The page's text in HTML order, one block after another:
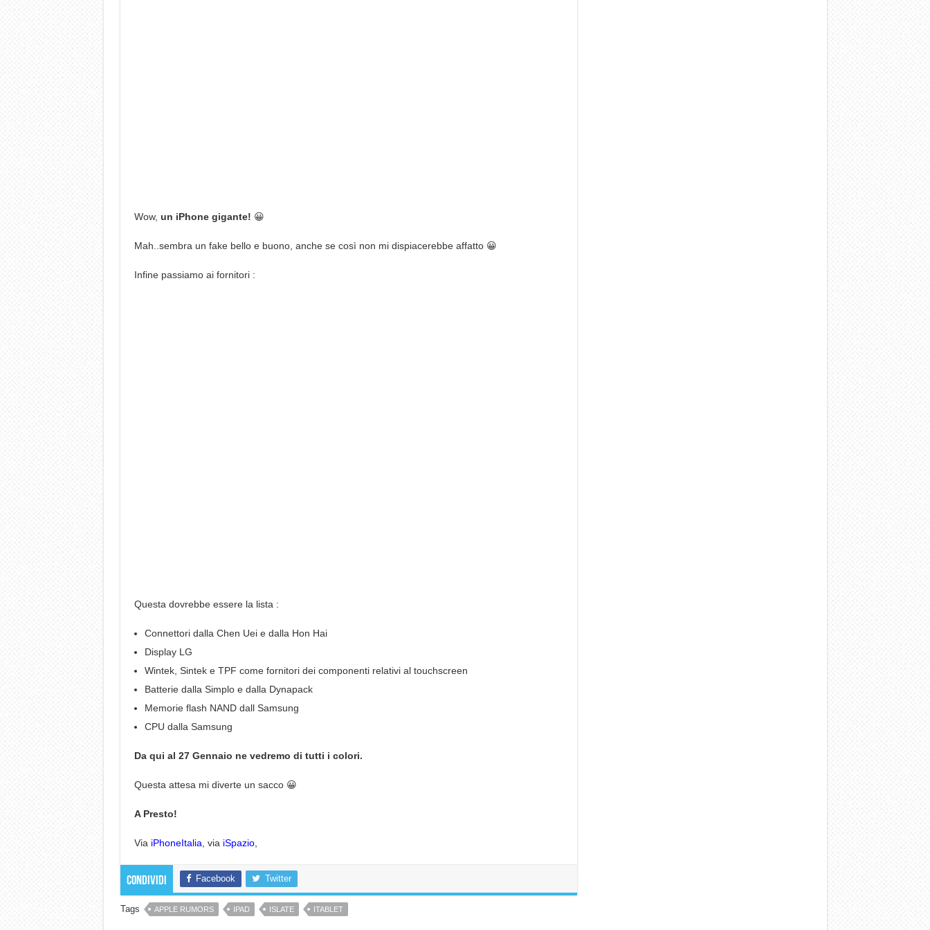
Wow, un iPhone gigante! 😀
Mah..sembra un fake bello e buono, anche se così non mi dispiacerebbe affatto 😀
Infine passiamo ai fornitori :
Questa dovrebbe essere la lista :
Connettori dalla Chen Uei e dalla Hon Hai
Display LG
Wintek, Sintek e TPF come fornitori dei componenti relativi al touchscreen
Batterie dalla Simplo e dalla Dynapack
Memorie flash NAND dall Samsung
CPU dalla Samsung
Da qui al 27 Gennaio ne vedremo di tutti i colori.
Questa attesa mi diverte un sacco 😀
A Presto!
Via iPhoneItalia , via iSpazio,
Condividi Facebook Twitter
Tags APPLE RUMORS IPAD ISLATE ITABLET